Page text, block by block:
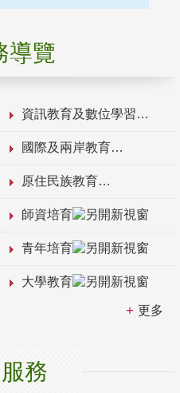
導覽
資訊教育及數位學習
國際及兩岸教育
原住民族教育
師資培育
青年培育
大學教育
更多
務